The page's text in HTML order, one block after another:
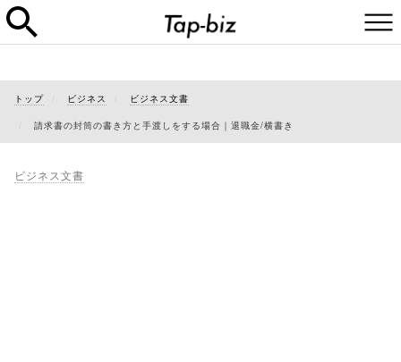
トップ ビジネス ビジネス文書
請求書の封筒の書き方と手渡しをする場合｜退職金/横書き
ビジネス文書